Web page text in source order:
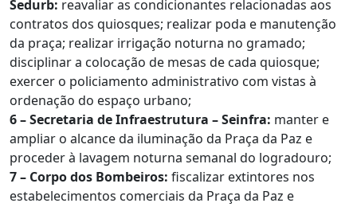
Sedurb: reavaliar as condicionantes relacionadas aos
contratos dos quiosques; realizar poda e manutenção
da praça; realizar irrigação noturna no gramado;
disciplinar a colocação de mesas de cada quiosque;
exercer o policiamento administrativo com vistas à
ordenação do espaço urbano;
6 – Secretaria de Infraestrutura – Seinfra: manter e
ampliar o alcance da iluminação da Praça da Paz e
proceder à lavagem noturna semanal do logradouro;
7 – Corpo dos Bombeiros: fiscalizar extintores nos
estabelecimentos comerciais da Praça da Paz e